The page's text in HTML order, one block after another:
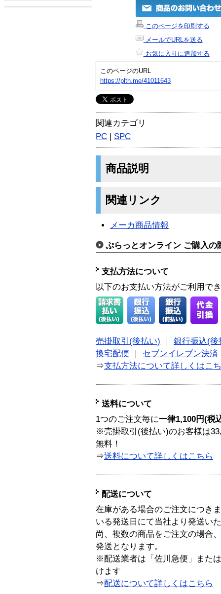
このページを印刷する
メールでURLを送る
お気に入りに追加する
このページのURL
https://plth.me/41011643
関連カテゴリ
PC | SPC
商品説明
関連リンク
メーカ商品情報
ぷらっとオンライン ご購入の
支払方法について
以下のお支払い方法がご利用で
売掛取引(後払い)
銀行振込(後
換宅配便
セブンイレブン決済
⇒支払方法について詳しくはこ
送料について
1つのご注文毎に一律1,100円(税
※売掛取引(後払い)のお客様は
無料！
⇒送料について詳しくはこちら
配送について
在庫がある場合のご注文につき
いる発送日にて当社より発送い
尚、複数の商品をご注文の場合
発送となります。
※配送業者は「佐川急便」また
けます
⇒配送について詳しくはこちら